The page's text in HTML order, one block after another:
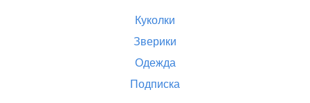
Куколки
Зверики
Одежда
Подписка